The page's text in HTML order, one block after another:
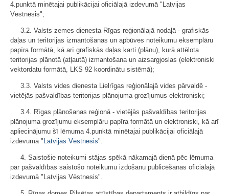
4.punktā minētajai publikācijai oficiālajā izdevumā "Latvijas
Vēstnesis";
3.2. Valsts zemes dienesta Rīgas reģionālajā nodaļā - grafiskās
daļas un teritorijas izmantošanas un apbūves noteikumu eksemplāru
papīra formātā, kā arī grafiskās daļas karti (plānu), kurā attēlota
teritorijas plānotā (atļautā) izmantošana un aizsargjoslas (elektroniski
vektordatu formātā, LKS 92 koordinātu sistēmā);
3.3. Valsts vides dienesta Lielrīgas reģionālajā vides pārvaldē -
vietējās pašvaldības teritorijas plānojuma grozījumus elektroniski;
3.4. Rīgas plānošanas reģionā - vietējās pašvaldības teritorijas
plānojuma grozījumu eksemplāru papīra formātā un elektroniski, kā arī
apliecinājumu šī lēmuma 4.punktā minētajai publikācijai oficiālajā
izdevumā " Latvijas Vēstnesis".
4. Saistošie noteikumi stājas spēkā nākamajā dienā pēc lēmuma
par pašvaldības saistošo noteikumu izdošanu publicēšanas oficiālajā
izdevumā "Latvijas Vēstnesis".